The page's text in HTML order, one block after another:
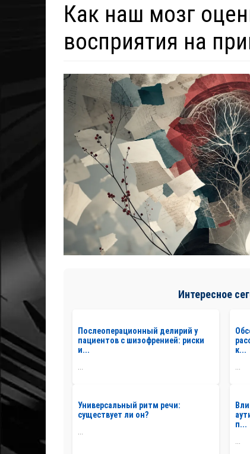
Как наш мозг
восприятия на
Интересное
Послеоперационный делирий у
пациентов с шизофренией: риски
и...
к...
Универсальный ритм речи:
существует ли он?
...
п...
...